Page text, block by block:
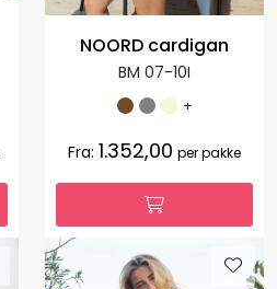
NOORD cardigan
BM 07-10I
+
Fra: 1.352,00 per pakke